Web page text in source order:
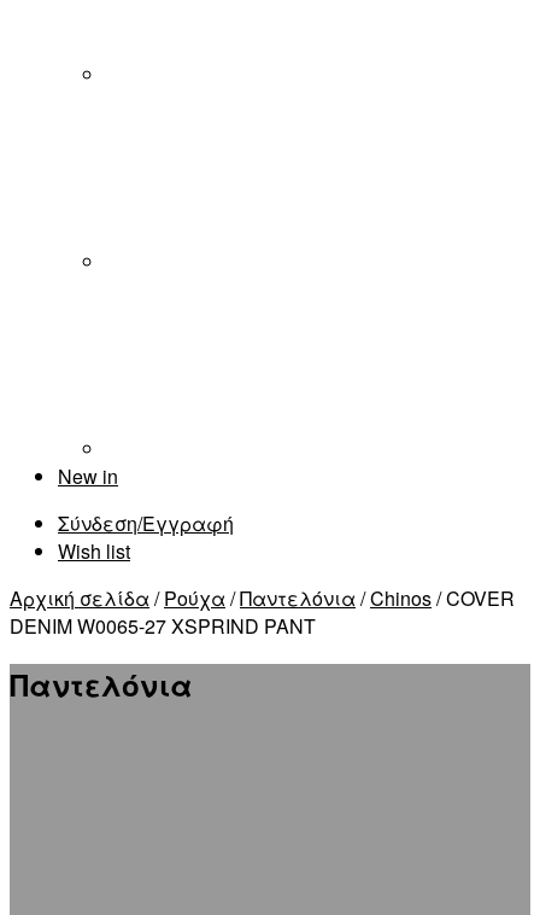
New in
Σύνδεση/Εγγραφή
Wish list
Αρχική σελίδα /Ρούχα /Παντελόνια /Chinos/ COVER
DENIM W0065-27 XSPRIND PANT
Παντελόνια